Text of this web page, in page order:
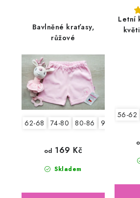
Bavlněné kraťasy,
růžové
62-68 74-80 80-86 92-98
Skladem
od 169 Kč
Letní
56-62